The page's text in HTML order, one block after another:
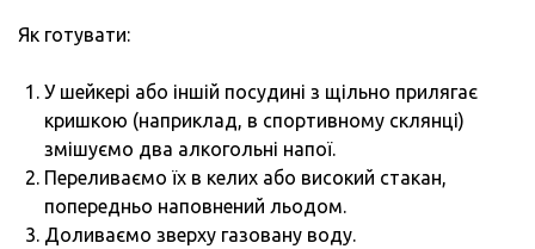
Як готувати:
У шейкері або іншій посудині з щільно прилягає
кришкою (наприклад, в спортивному склянці)
змішуємо два алкогольні напої.
Переливаємо їх в келих або високий стакан,
попередньо наповнений льодом.
Доливаємо зверху газовану воду.